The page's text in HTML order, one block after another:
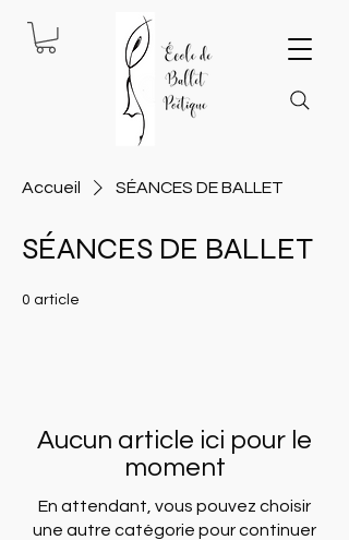
Accueil SÉANCES DE BALLET
SÉANCES DE BALLET
0 article
Aucun article ici pour le
moment
En attendant, vous pouvez choisir
une autre catégorie pour continuer